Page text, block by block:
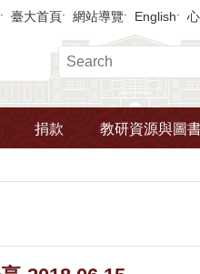
臺大首頁 網站導覽 English
捐款 教研資源與圖